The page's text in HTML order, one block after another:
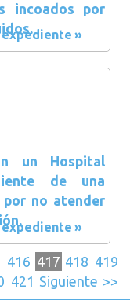
incoados por
un Hospital
de una
por no atender
416 417 418 419
421 Siguiente >>